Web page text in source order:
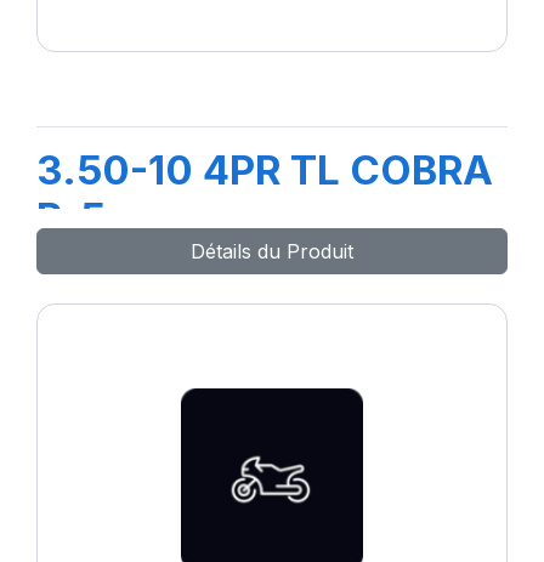
3.50-10 4PR TL COBRA
R-5
Détails du Produit